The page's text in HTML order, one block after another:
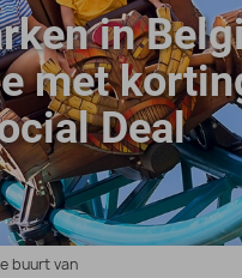
Ontdek 15.000+ deals
in
met
Deal
buurt van